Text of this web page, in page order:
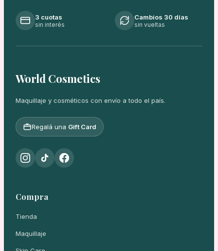
3 cuotas
sin interés
Cambios 30 días
sin vueltas
World Cosmetics
Maquillaje y cosméticos con envío a todo el país.
Regalá una Gift Card
Compra
Tienda
Maquillaje